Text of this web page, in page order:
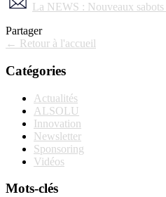
La NEWS : Nouveaux
Partager
← Retour à l'accueil
Catégories
Actualités
ALSOLU
Innovation
Newsletter
Sponsoring
Vidéos
Mots-clés